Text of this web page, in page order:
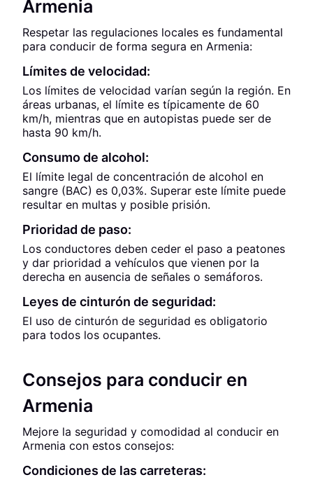
Armenia
Respetar las regulaciones locales es fundamental
para conducir de forma segura en Armenia:
Límites de velocidad:
Los límites de velocidad varían según la región. En
áreas urbanas, el límite es típicamente de 60
km/h, mientras que en autopistas puede ser de
hasta 90 km/h.
Consumo de alcohol:
El límite legal de concentración de alcohol en
sangre (BAC) es 0,03%. Superar este límite puede
resultar en multas y posible prisión.
Prioridad de paso:
Los conductores deben ceder el paso a peatones
y dar prioridad a vehículos que vienen por la
derecha en ausencia de señales o semáforos.
Leyes de cinturón de seguridad:
El uso de cinturón de seguridad es obligatorio
para todos los ocupantes.
Consejos para conducir en
Armenia
Mejore la seguridad y comodidad al conducir en
Armenia con estos consejos:
Condiciones de las carreteras: